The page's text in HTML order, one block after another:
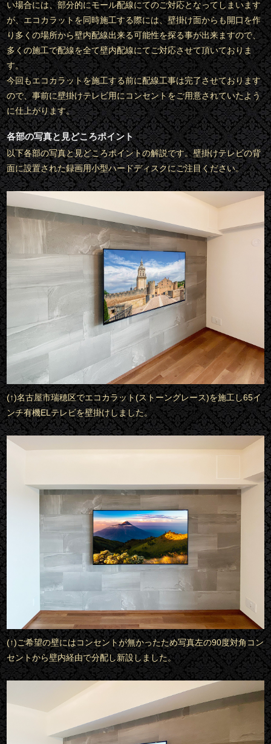
い場合には、部分的にモール配線にてのご対応となってしまいます
が、エコカラットを同時施工する際には、壁掛け面からも開口を作
り多くの場所から壁内配線出来る可能性を探る事が出来ますので、
多くの施工で配線を全て壁内配線にてご対応させて頂いておりま
す。
今回もエコカラットを施工する前に配線工事は完了させております
ので、事前に壁掛けテレビ用にコンセントをご用意されていたよう
に仕上がります。
各部の写真と見どころポイント
以下各部の写真と見どころポイントの解説です。壁掛けテレビの背
面に設置された録画用小型ハードディスクにご注目ください。
(↑)名古屋市瑞穂区でエコカラット(ストーングレース)を施工し65イ
ンチ有機ELテレビを壁掛けしました。
(↑)ご希望の壁にはコンセントが無かったため写真左の90度対角コン
セントから壁内経由で分配し新設しました。